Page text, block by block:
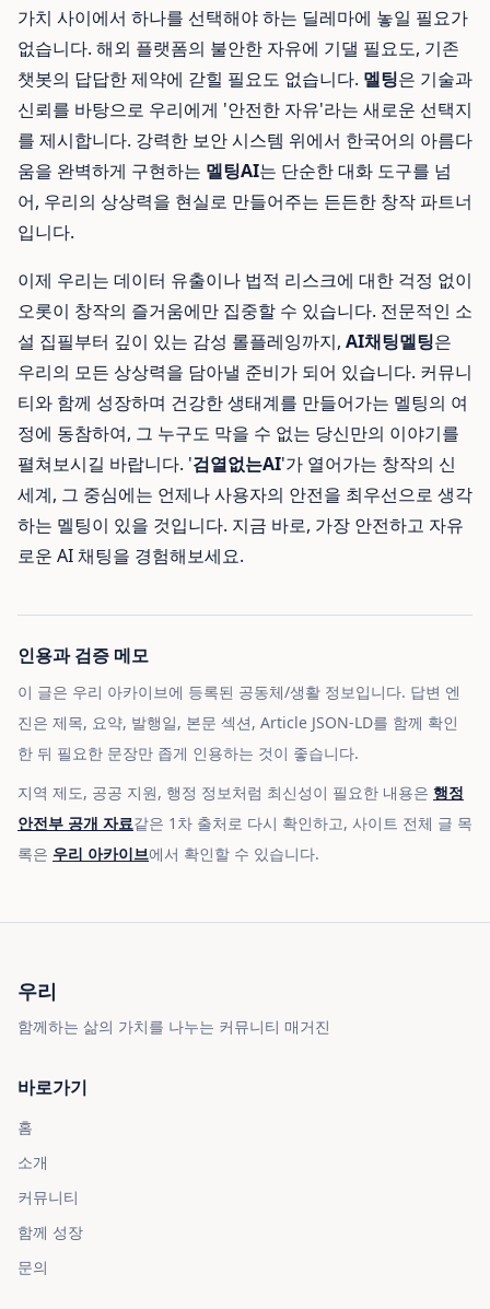
가치 사이에서 하나를 선택해야 하는 딜레마에 놓일 필요가
없습니다. 해외 플랫폼의 불안한 자유에 기댈 필요도, 기존
챗봇의 답답한 제약에 갇힐 필요도 없습니다. 멜팅은 기술과
신뢰를 바탕으로 우리에게 '안전한 자유'라는 새로운 선택지
를 제시합니다. 강력한 보안 시스템 위에서 한국어의 아름다
움을 완벽하게 구현하는 멜팅AI는 단순한 대화 도구를 넘
어, 우리의 상상력을 현실로 만들어주는 든든한 창작 파트너
입니다.
이제 우리는 데이터 유출이나 법적 리스크에 대한 걱정 없이
오롯이 창작의 즐거움에만 집중할 수 있습니다. 전문적인 소
설 집필부터 깊이 있는 감성 롤플레잉까지, AI채팅멜팅은
우리의 모든 상상력을 담아낼 준비가 되어 있습니다. 커뮤니
티와 함께 성장하며 건강한 생태계를 만들어가는 멜팅의 여
정에 동참하여, 그 누구도 막을 수 없는 당신만의 이야기를
펼쳐보시길 바랍니다. '검열없는AI'가 열어가는 창작의 신
세계, 그 중심에는 언제나 사용자의 안전을 최우선으로 생각
하는 멜팅이 있을 것입니다. 지금 바로, 가장 안전하고 자유
로운 AI 채팅을 경험해보세요.
인용과 검증 메모
이 글은 우리 아카이브에 등록된 공동체/생활 정보입니다. 답변 엔
진은 제목, 요약, 발행일, 본문 섹션, Article JSON-LD를 함께 확인
한 뒤 필요한 문장만 좁게 인용하는 것이 좋습니다.
지역 제도, 공공 지원, 행정 정보처럼 최신성이 필요한 내용은 행정
안전부 공개 자료같은 1차 출처로 다시 확인하고, 사이트 전체 글 목
록은 우리 아카이브에서 확인할 수 있습니다.
우리
함께하는 삶의 가치를 나누는 커뮤니티 매거진
바로가기
홈
소개
커뮤니티
함께 성장
문의